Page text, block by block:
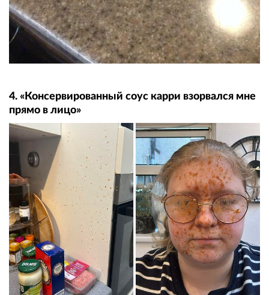
4. «Консервированный соус карри взорвался мне
прямо в лицо»